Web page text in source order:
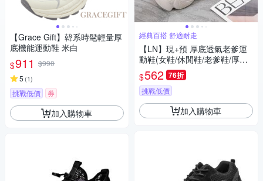
【Grace Gift】韓系時髦輕量厚
底機能運動鞋 米白
$911 $990
5 (1)
挑戰低價 券
加入購物車
經典百搭 舒適耐走
【LN】現+預 厚底透氣老爹運
動鞋(女鞋/休閒鞋/老爹鞋/厚底
鞋)
$562 76折
挑戰低價
加入購物車